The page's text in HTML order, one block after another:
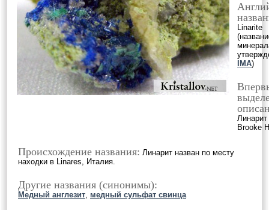
Linarite
IMA)
Линарит
Brooke
Происхождение названия: Линарит назван по месту
находки в Linares, Италия.
Другие названия (синонимы):
Медный англезит, медный сульфат свинца